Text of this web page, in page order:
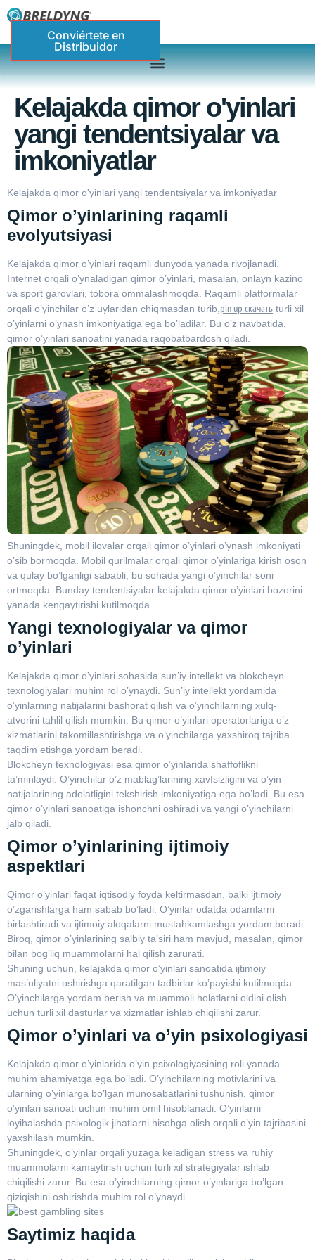
Conviértete en
Distribuidor
Kelajakda qimor o'yinlari
yangi tendentsiyalar va
imkoniyatlar
Kelajakda qimor o'yinlari yangi tendentsiyalar va imkoniyatlar
Qimor o’yinlarining raqamli
evolyutsiyasi
Kelajakda qimor o’yinlari raqamli dunyoda yanada rivojlanadi.
Internet orqali o’ynaladigan qimor o’yinlari, masalan, onlayn kazino
va sport garovlari, tobora ommalashmoqda. Raqamli platformalar
orqali o’yinchilar o’z uylaridan chiqmasdan turib, pin up скачать turli xil
o’yinlarni o’ynash imkoniyatiga ega bo’ladilar. Bu o’z navbatida,
qimor o’yinlari sanoatini yanada raqobatbardosh qiladi.
Shuningdek, mobil ilovalar orqali qimor o’yinlari o’ynash imkoniyati
o’sib bormoqda. Mobil qurilmalar orqali qimor o’yinlariga kirish oson
va qulay bo’lganligi sababli, bu sohada yangi o’yinchilar soni
ortmoqda. Bunday tendentsiyalar kelajakda qimor o’yinlari bozorini
yanada kengaytirishi kutilmoqda.
Yangi texnologiyalar va qimor
o’yinlari
Kelajakda qimor o’yinlari sohasida sun’iy intellekt va blokcheyn
texnologiyalari muhim rol o’ynaydi. Sun’iy intellekt yordamida
o’yinlarning natijalarini bashorat qilish va o’yinchilarning xulq-
atvorini tahlil qilish mumkin. Bu qimor o’yinlari operatorlariga o’z
xizmatlarini takomillashtirishga va o’yinchilarga yaxshiroq tajriba
taqdim etishga yordam beradi.
Blokcheyn texnologiyasi esa qimor o’yinlarida shaffoflikni
ta’minlaydi. O’yinchilar o’z mablag’larining xavfsizligini va o’yin
natijalarining adolatligini tekshirish imkoniyatiga ega bo’ladi. Bu esa
qimor o’yinlari sanoatiga ishonchni oshiradi va yangi o’yinchilarni
jalb qiladi.
Qimor o’yinlarining ijtimoiy
aspektlari
Qimor o’yinlari faqat iqtisodiy foyda keltirmasdan, balki ijtimoiy
o’zgarishlarga ham sabab bo’ladi. O’yinlar odatda odamlarni
birlashtiradi va ijtimoiy aloqalarni mustahkamlashga yordam beradi.
Biroq, qimor o’yinlarining salbiy ta’siri ham mavjud, masalan, qimor
bilan bog’liq muammolarni hal qilish zarurati.
Shuning uchun, kelajakda qimor o’yinlari sanoatida ijtimoiy
mas’uliyatni oshirishga qaratilgan tadbirlar ko’payishi kutilmoqda.
O’yinchilarga yordam berish va muammoli holatlarni oldini olish
uchun turli xil dasturlar va xizmatlar ishlab chiqilishi zarur.
Qimor o’yinlari va o’yin psixologiyasi
Kelajakda qimor o’yinlarida o’yin psixologiyasining roli yanada
muhim ahamiyatga ega bo’ladi. O’yinchilarning motivlarini va
ularning o’yinlarga bo’lgan munosabatlarini tushunish, qimor
o’yinlari sanoati uchun muhim omil hisoblanadi. O’yinlarni
loyihalashda psixologik jihatlarni hisobga olish orqali o’yin tajribasini
yaxshilash mumkin.
Shuningdek, o’yinlar orqali yuzaga keladigan stress va ruhiy
muammolarni kamaytirish uchun turli xil strategiyalar ishlab
chiqilishi zarur. Bu esa o’yinchilarning qimor o’yinlariga bo’lgan
qiziqishini oshirishda muhim rol o’ynaydi.
Saytimiz haqida